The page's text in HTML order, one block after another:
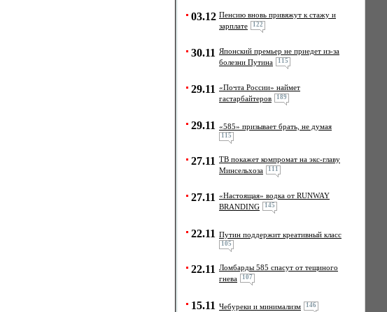
03.12 Пенсию вновь привяжут к стажу и
зарплате
122
30.11
Японский премьер не приедет из-за
болезни Путина
115
29.11 «Почта России» наймет
гастарбайтеров
189
29.11 «585» призывает брать, не думая
115
27.11 ТВ покажет компромат на экс-главу
Минсельхоза
111
27.11 «Настоящая» водка от RUNWAY
BRANDING
145
22.11 Путин поддержит креативный класс
105
22.11 Ломбарды 585 спасут от тещиного
гнева
107
15.11 Чебуреки и минимализм 146